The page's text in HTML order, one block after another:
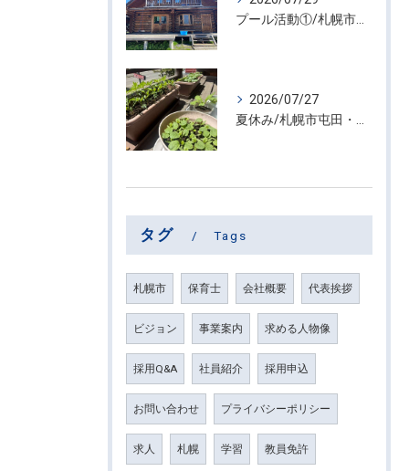
2026/07/27
タグ Tags
札幌市 保育士 会社概要 代表挨拶
ビジョン 事業案内 求める人物像
採用Q&A 社員紹介 採用申込
お問い合わせ プライバシーポリシー
求人 札幌 学習 教員免許